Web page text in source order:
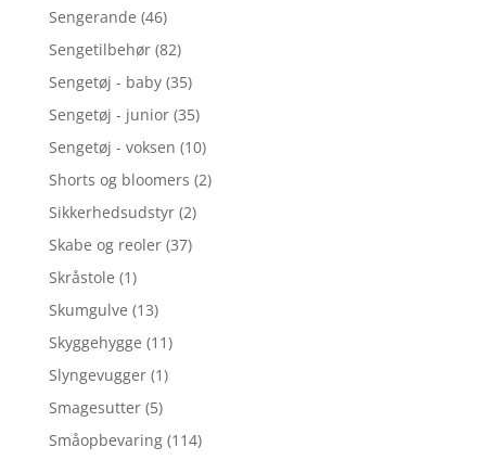
Sengerande (46)
Sengetilbehør (82)
Sengetøj - baby (35)
Sengetøj - junior (35)
Sengetøj - voksen (10)
Shorts og bloomers (2)
Sikkerhedsudstyr (2)
Skabe og reoler (37)
Skråstole (1)
Skumgulve (13)
Skyggehygge (11)
Slyngevugger (1)
Smagesutter (5)
Småopbevaring (114)